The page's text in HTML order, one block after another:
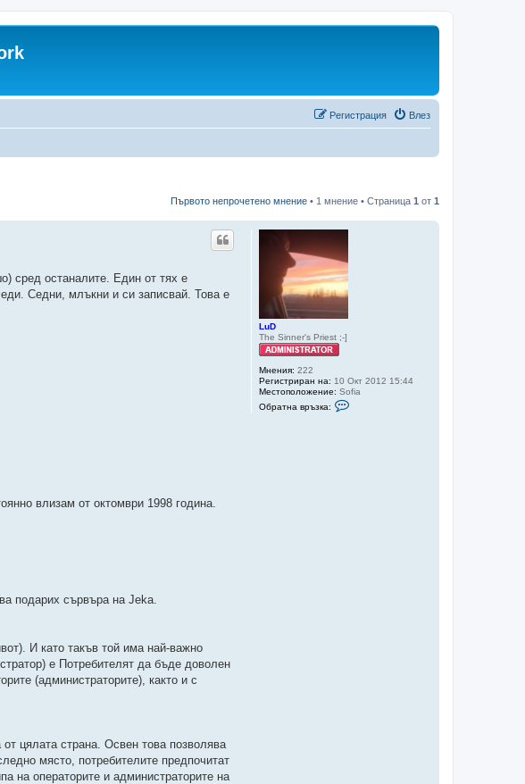
Влез
Регистрация
Първото непрочетено мнение • 1 мнение • Страница 1 от 1
LuD
The Sinner's Priest ;-]
Мнения: 222
Регистриран на: 10 Окт 2012 15:44
Местоположение: Sofia
Обратна връзка:
сред останалите. Един от тях е
Седни, млъкни и си записвай. Това е
влизам от октомври 1998 година.
подарих сървъра на Jeka.
И като такъв той има най-важно
е Потребителят да бъде доволен
(администраторите), както и с
цялата страна. Освен това позволява
място, потребителите предпочитат
на операторите и администраторите на